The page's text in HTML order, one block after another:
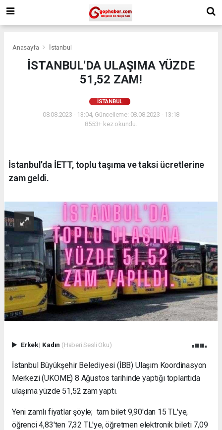
Anasayfa İstanbul
İSTANBUL'DA ULAŞIMA YÜZDE
51,52 ZAM!
İSTANBUL
08.08.2023 - 13:04, Güncelleme: 08.08.2023 - 13:18
8553+ kez okundu.
İstanbul'da İETT, toplu taşıma ve taksi ücretlerine
zam geldi.
Erkek| Kadın (Haberi Sesli Oku)
İstanbul Büyükşehir Belediyesi (İBB) Ulaşım Koordinasyon
Merkezi (UKOME) 8 Ağustos tarihinde yaptığı toplantıda
ulaşıma yüzde 51,52 zam yaptı.
Yeni zamlı fiyatlar şöyle; tam bilet 9,90'dan 15 TL'ye,
öğrenci 4,83'ten 7,32 TL'ye, öğretmen elektronik bileti 7,09